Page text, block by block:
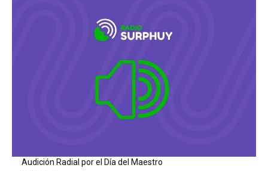
Audición Radial por el Día del Maestro